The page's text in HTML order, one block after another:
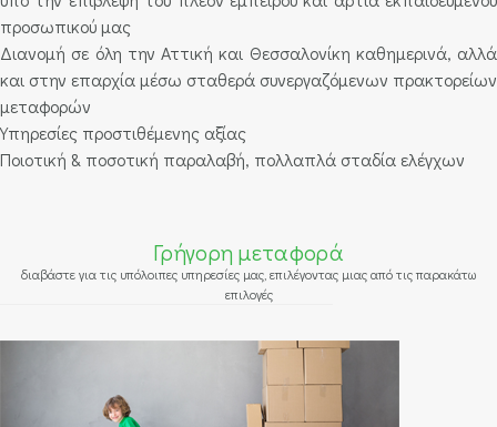
προσωπικού μας
Διανομή σε όλη την Αττική και Θεσσαλονίκη καθημερινά, αλλά
και στην επαρχία μέσω σταθερά συνεργαζόμενων πρακτορείων
μεταφορών
Υπηρεσίες προστιθέμενης αξίας
Ποιοτική & ποσοτική παραλαβή, πολλαπλά σταδία ελέγχων
Γρήγορη μεταφορά
διαβάστε για τις υπόλοιπες υπηρεσίες μας, επιλέγοντας μιας από τις παρακάτω
επιλογές